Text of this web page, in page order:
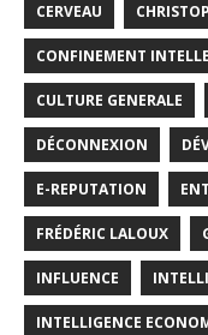
CERVEAU
CONFINEMENT
CULTURE GENERALE
DÉCONNEXION
E-REPUTATION
FRÉDÉRIC LALOUX
INFLUENCE
INTELLIGENCE